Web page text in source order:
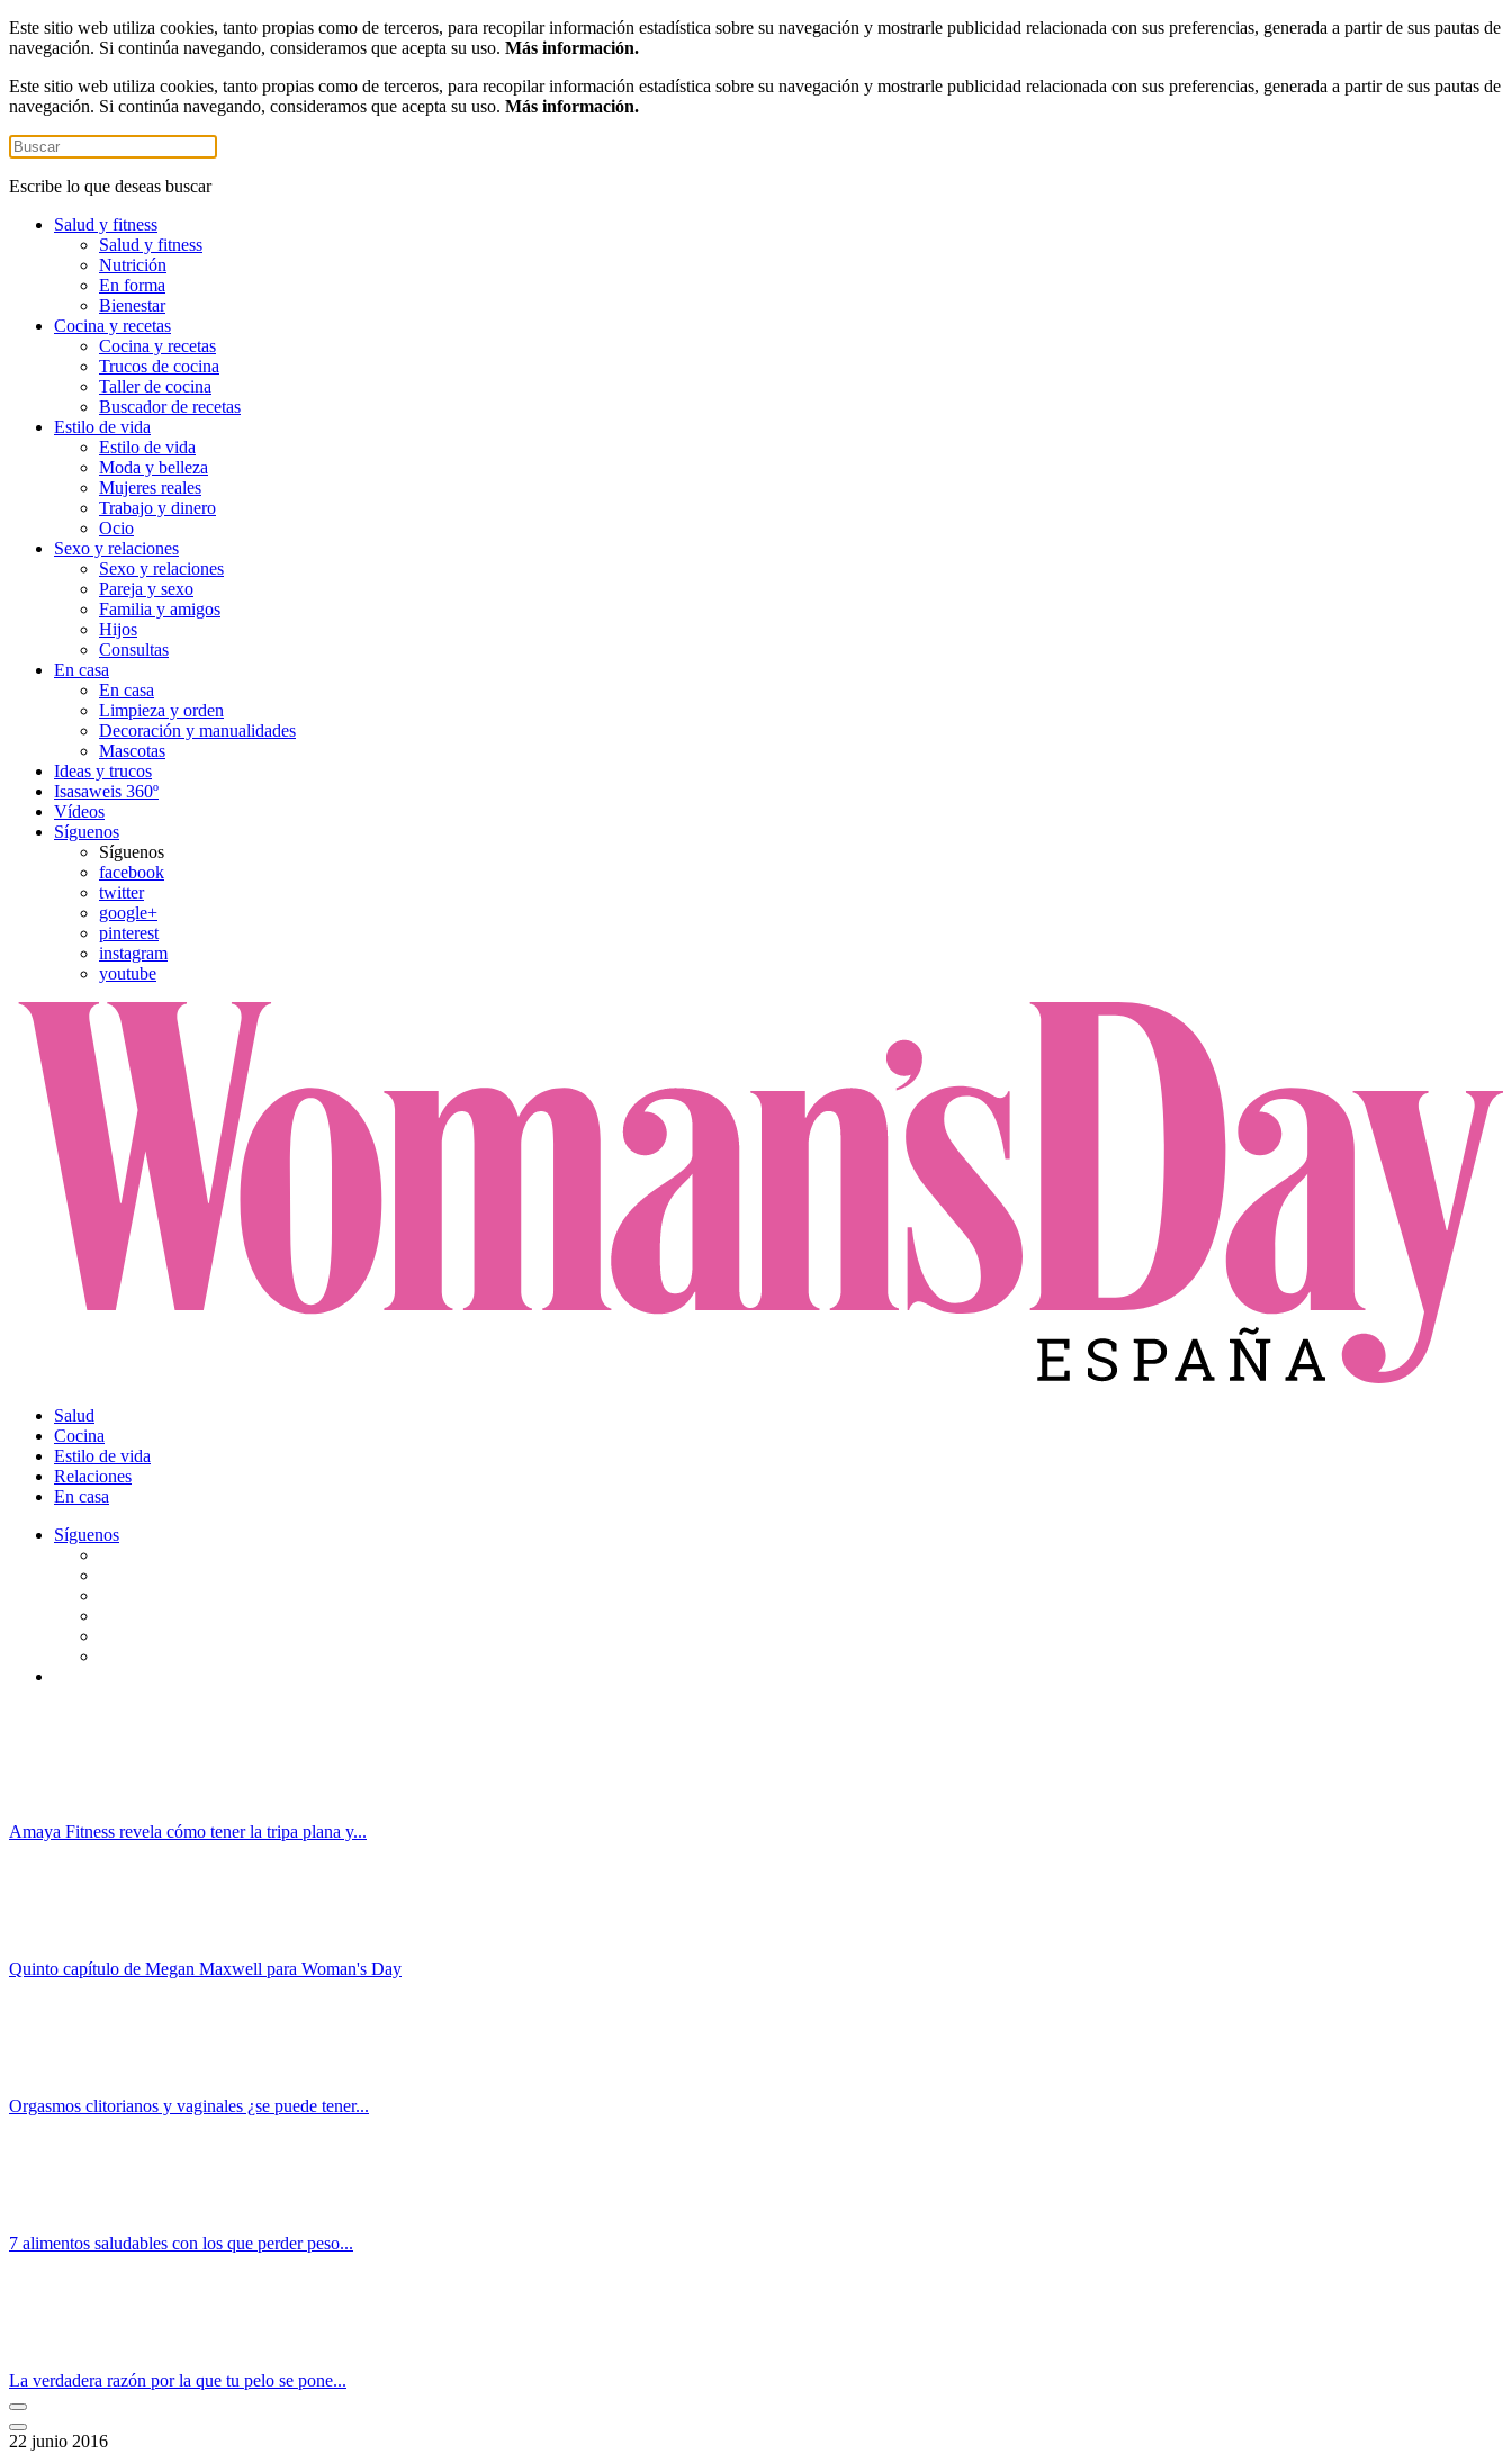
Este sitio web utiliza cookies, tanto propias como de terceros, para recopilar información estadística sobre su navegación y mostrarle publicidad relacionada con sus preferencias, generada a partir de sus pautas de
navegación. Si continúa navegando, consideramos que acepta su uso. Más información.
Este sitio web utiliza cookies, tanto propias como de terceros, para recopilar información estadística sobre su navegación y mostrarle publicidad relacionada con sus preferencias, generada a partir de sus pautas de
navegación. Si continúa navegando, consideramos que acepta su uso. Más información.
Escribe lo que deseas buscar
Salud y fitness
Salud y fitness
Nutrición
En forma
Bienestar
Cocina y recetas
Cocina y recetas
Trucos de cocina
Taller de cocina
Buscador de recetas
Estilo de vida
Estilo de vida
Moda y belleza
Mujeres reales
Trabajo y dinero
Ocio
Sexo y relaciones
Sexo y relaciones
Pareja y sexo
Familia y amigos
Hijos
Consultas
En casa
En casa
Limpieza y orden
Decoración y manualidades
Mascotas
Ideas y trucos
Isasaweis 360º
Vídeos
Síguenos
Síguenos
facebook
twitter
google+
pinterest
instagram
youtube
Salud
Cocina
Estilo de vida
Relaciones
En casa
Síguenos
Amaya Fitness revela cómo tener la tripa plana y...
Quinto capítulo de Megan Maxwell para Woman's Day
Orgasmos clitorianos y vaginales ¿se puede tener...
7 alimentos saludables con los que perder peso...
La verdadera razón por la que tu pelo se pone...
22 junio 2016